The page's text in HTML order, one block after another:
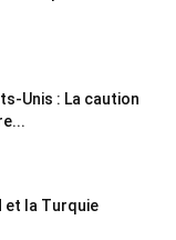
Unis : La caution
et la Turquie